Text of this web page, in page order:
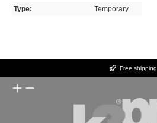
Type:
Temporary
Free shipping